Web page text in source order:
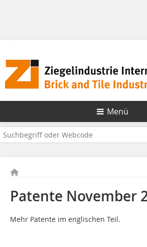
Menü
Patente November
Mehr Patente im englischen Teil.